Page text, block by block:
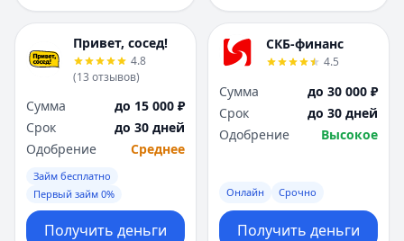
Привет, сосед!
4.8
(13 отзывов)
Сумма
до 15 000 ₽
Срок
до 30 дней
Одобрение
Среднее
Займ бесплатно
Первый займ 0%
Получить деньги
СКБ-финанс
4.5
Сумма
до 30 000 ₽
Срок
до 30 дней
Одобрение
Высокое
Онлайн Срочно
Получить деньги